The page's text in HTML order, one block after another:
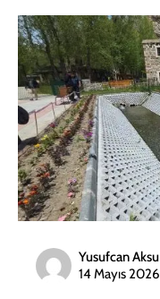
Yusufcan Aksu
14 Mayıs 2026